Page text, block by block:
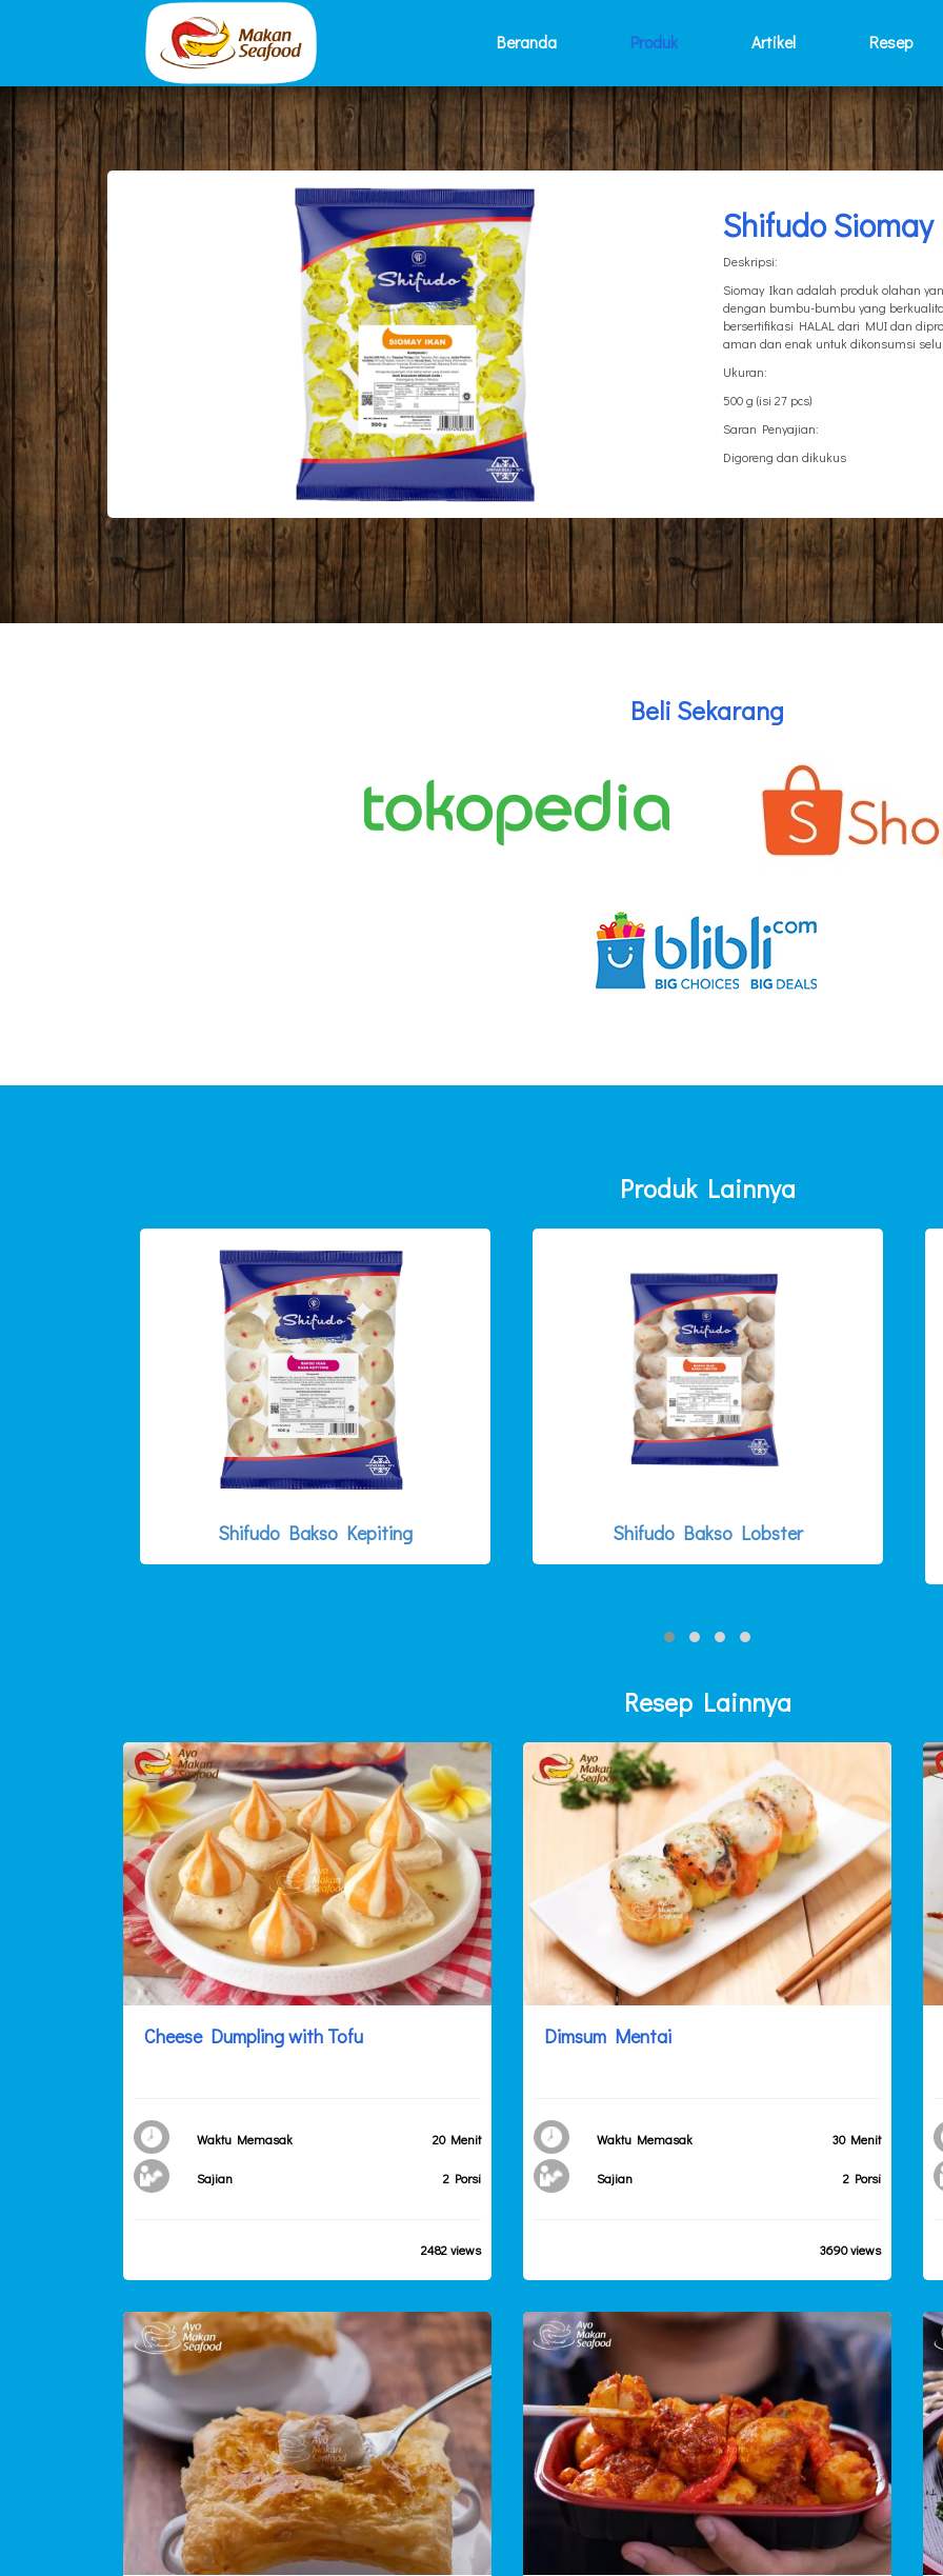
Beranda Produk Artikel Resep
Shifudo
Deskripsi:
Siomay Ikan adalah produk olahan
dengan bumbu-bumbu yang
bersertifikasi HALAL dari MUI dan
aman dan enak untuk dikonsumsi
Ukuran:
500 g (isi 27 pcs)
Saran Penyajian:
Digoreng dan dikukus
Beli Sekarang
Produk Lainnya
Shifudo Bakso Kepiting Shifudo Bakso Lobster
Resep Lainnya
Cheese Dumpling with Tofu
Waktu Memasak 20 Menit
Sajian 2 Porsi
2482 views
Dimsum Mentai
Waktu Memasak 30 Menit
Sajian 2 Porsi
3690 views